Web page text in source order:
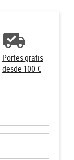
Portes gratis
desde 100 €